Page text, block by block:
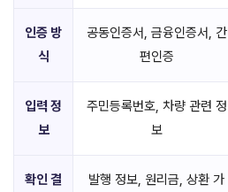
인증 방
식
공동인증서, 금융인증서, 간
편인증
입력 정
보
주민등록번호, 차량 관련 정
보
확인 결 발행 정보, 원리금, 상환 가